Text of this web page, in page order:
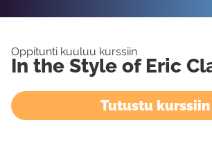
Oppitunti kuuluu kurssiin
In the Style of Eric
Tutustu kurssiin